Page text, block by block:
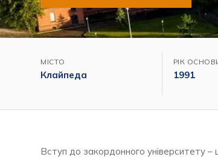
МІСТО
Клайпеда
РІК
1991
Вступ до закордонного університету